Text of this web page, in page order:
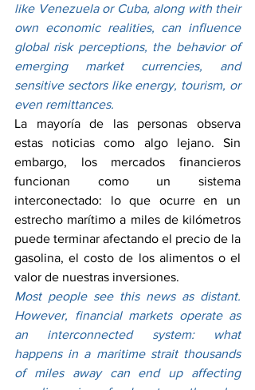
like Venezuela or Cuba, along with their
own economic realities, can influence
global risk perceptions, the behavior of
emerging market currencies, and
sensitive sectors like energy, tourism, or
even remittances.
La mayoría de las personas observa
estas noticias como algo lejano. Sin
embargo, los mercados financieros
funcionan como un sistema
interconectado: lo que ocurre en un
estrecho marítimo a miles de kilómetros
puede terminar afectando el precio de la
gasolina, el costo de los alimentos o el
valor de nuestras inversiones.
Most people see this news as distant.
However, financial markets operate as
an interconnected system: what
happens in a maritime strait thousands
of miles away can end up affecting